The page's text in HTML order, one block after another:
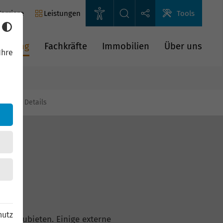
Leistungen Tools
Fachkräfte Immobilien Über uns
Details
anzubieten. Einige externe